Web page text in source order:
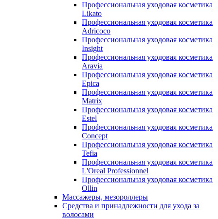
Профессиональная уходовая косметика
Likato
Профессиональная уходовая косметика
Adricoco
Профессиональная уходовая косметика
Insight
Профессиональная уходовая косметика
Aravia
Профессиональная уходовая косметика
Epica
Профессиональная уходовая косметика
Matrix
Профессиональная уходовая косметика
Estel
Профессиональная уходовая косметика
Concept
Профессиональная уходовая косметика
Tefia
Профессиональная уходовая косметика
L'Oreal Professionnel
Профессиональная уходовая косметика
Ollin
Массажеры, мезороллеры
Средства и принадлежности для ухода за
волосами